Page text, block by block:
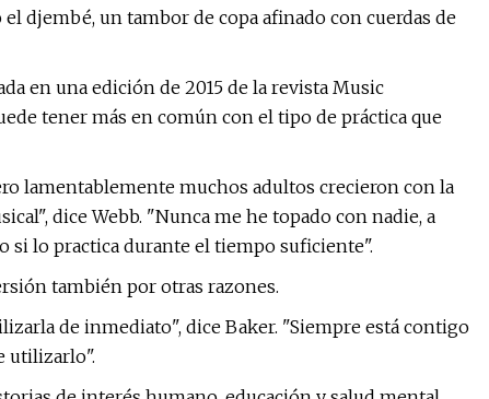
djembé, un tambor de copa afinado con cuerdas de
en una edición de 2015 de la revista Music
tener más en común con el tipo de práctica que
lamentablemente muchos adultos crecieron con la
dice Webb. "Nunca me he topado con nadie, a
si lo practica durante el tiempo suficiente".
también por otras razones.
de inmediato", dice Baker. "Siempre está contigo
utilizarlo".